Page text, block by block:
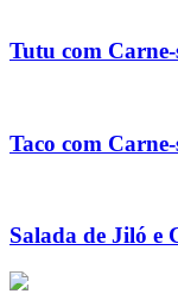
Tutu com Carne-
Taco com Carne-
Salada de Jiló e